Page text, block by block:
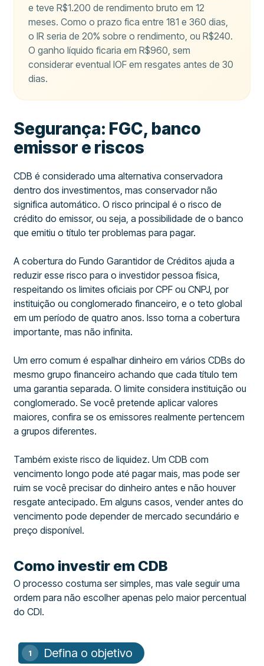
e teve R$1.200 de rendimento bruto em 12
meses. Como o prazo fica entre 181 e 360 dias,
o IR seria de 20% sobre o rendimento, ou R$240.
O ganho líquido ficaria em R$960, sem
considerar eventual IOF em resgates antes de 30
dias.
Segurança: FGC, banco
emissor e riscos
CDB é considerado uma alternativa conservadora
dentro dos investimentos, mas conservador não
significa automático. O risco principal é o risco de
crédito do emissor, ou seja, a possibilidade de o banco
que emitiu o título ter problemas para pagar.
A cobertura do Fundo Garantidor de Créditos ajuda a
reduzir esse risco para o investidor pessoa física,
respeitando os limites oficiais por CPF ou CNPJ, por
instituição ou conglomerado financeiro, e o teto global
em um período de quatro anos. Isso torna a cobertura
importante, mas não infinita.
Um erro comum é espalhar dinheiro em vários CDBs do
mesmo grupo financeiro achando que cada título tem
uma garantia separada. O limite considera instituição ou
conglomerado. Se você pretende aplicar valores
maiores, confira se os emissores realmente pertencem
a grupos diferentes.
Também existe risco de liquidez. Um CDB com
vencimento longo pode até pagar mais, mas pode ser
ruim se você precisar do dinheiro antes e não houver
resgate antecipado. Em alguns casos, vender antes do
vencimento pode depender de mercado secundário e
preço disponível.
Como investir em CDB
O processo costuma ser simples, mas vale seguir uma
ordem para não escolher apenas pelo maior percentual
do CDI.
Defina o objetivo